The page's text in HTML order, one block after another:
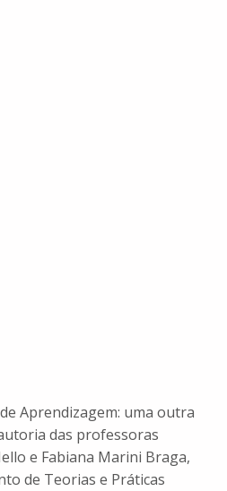
Aprendizagem: uma outra
das professoras
e Fabiana Marini Braga,
de Teorias e Práticas